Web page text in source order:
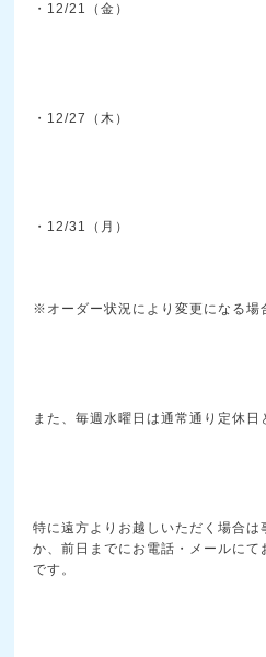
・12/21（金）
・12/27（木）
・12/31（月）
※オーダー状況により変更になる場
また、毎週水曜日は通常通り定休日
特に遠方よりお越しいただく場合は
か、前日までにお電話・メールに
です。